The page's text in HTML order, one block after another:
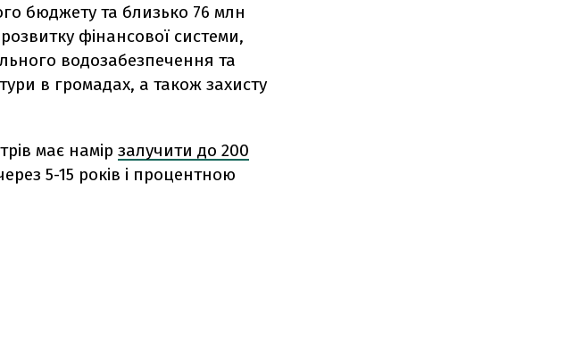
бюджету та близько 76 млн
фінансової системи,
водозабезпечення та
в громадах, а також захисту
має намір залучити до 200
5-15 років і процентною